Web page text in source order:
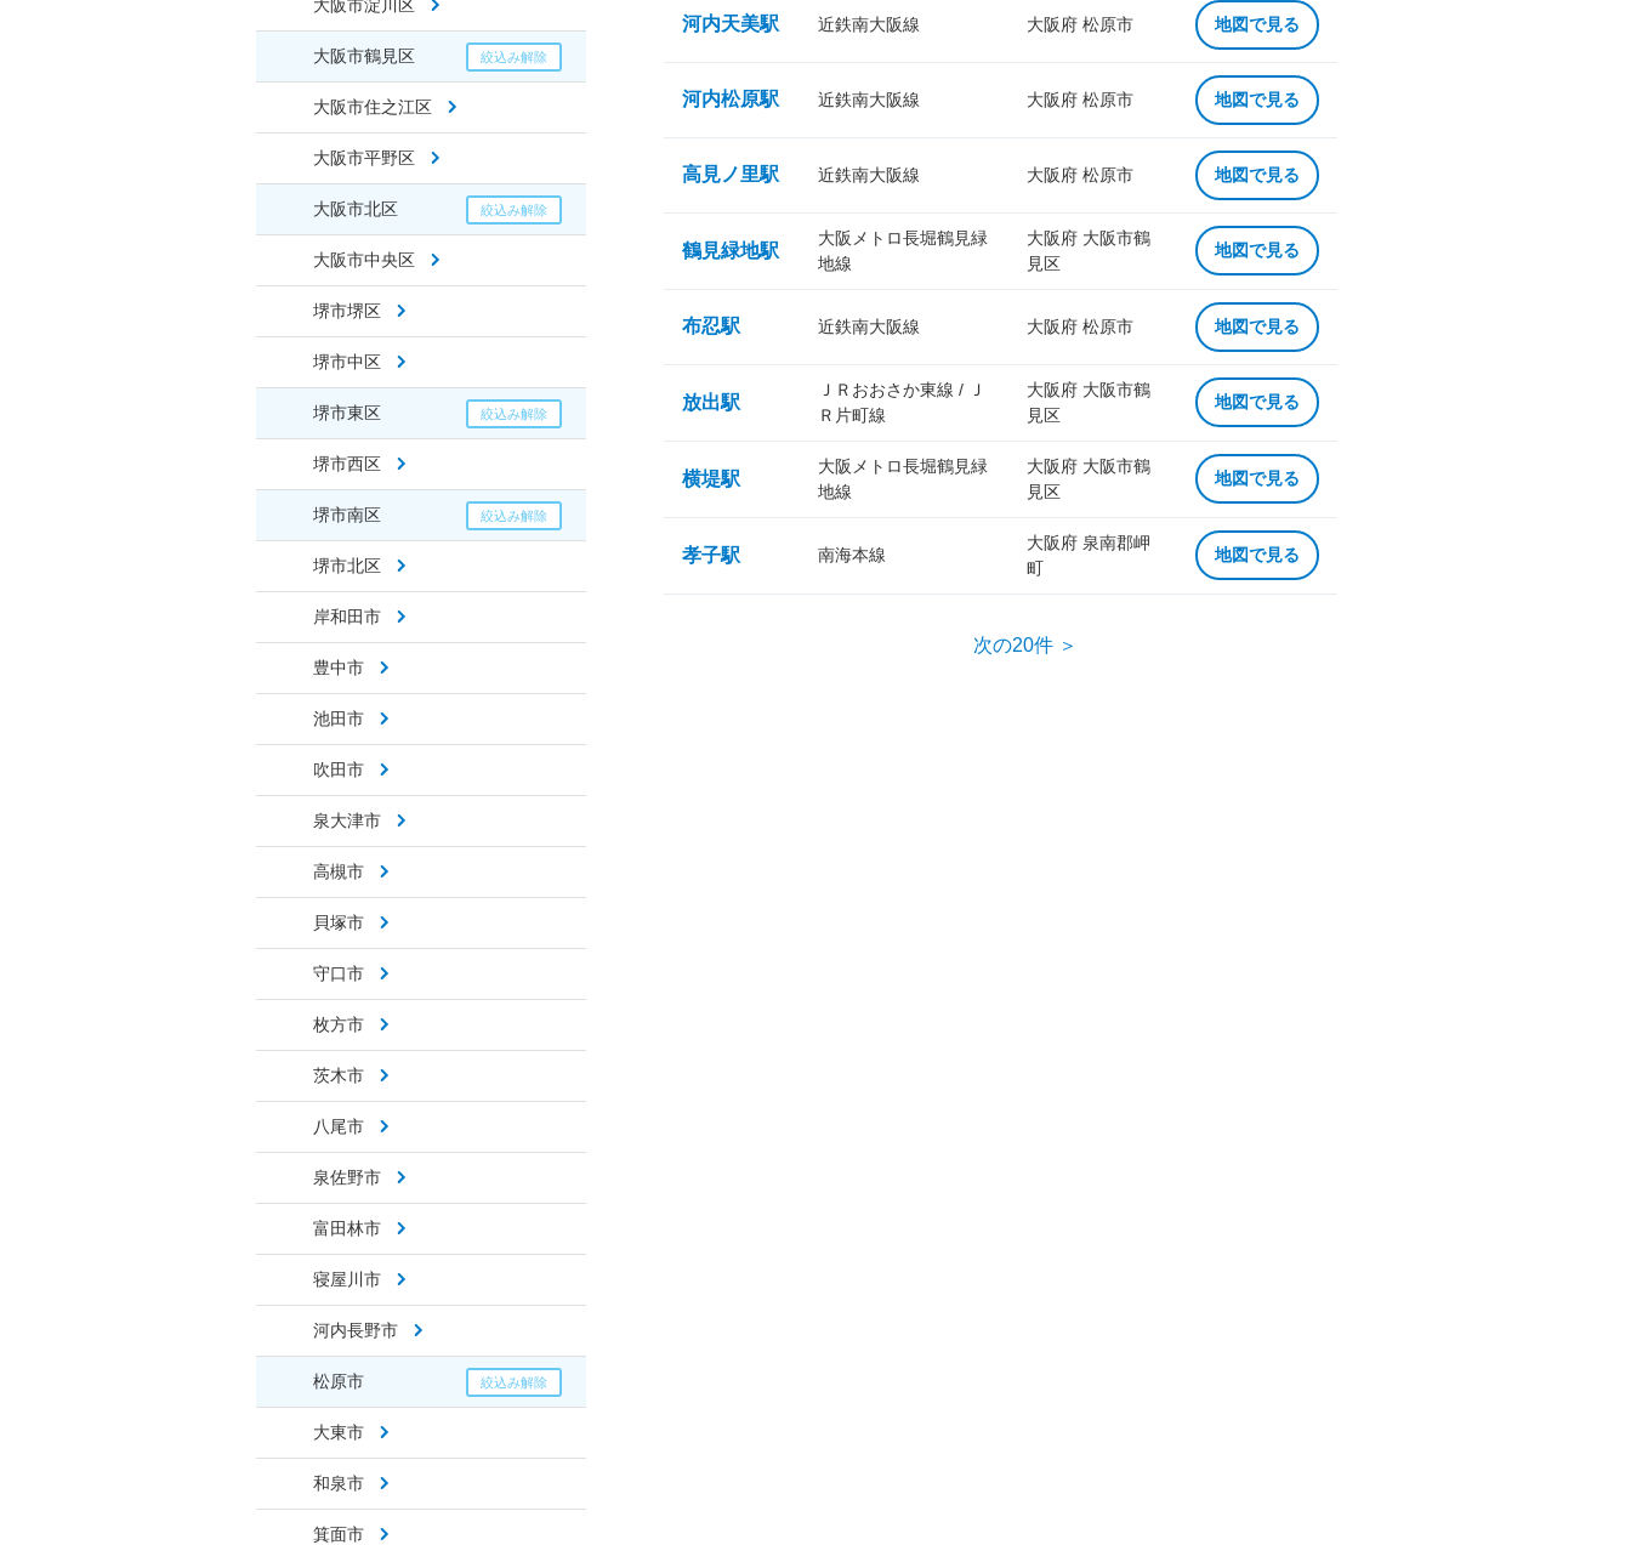
大阪市淀川区
大阪市鶴見区
大阪市住之江区
大阪市平野区
大阪市北区
大阪市中央区
堺市堺区
堺市中区
堺市東区
堺市西区
堺市南区
堺市北区
岸和田市
豊中市
池田市
吹田市
泉大津市
高槻市
貝塚市
守口市
枚方市
茨木市
八尾市
泉佐野市
富田林市
寝屋川市
河内長野市
松原市
大東市
和泉市
箕面市
河内天美駅 近鉄南大阪線 大阪府 松原市 地図で見る
河内松原駅 近鉄南大阪線 大阪府 松原市 地図で見る
高見ノ里駅 近鉄南大阪線 大阪府 松原市 地図で見る
鶴見緑地駅
大阪メトロ長堀鶴見緑
地線
大阪府 大阪市鶴
見区
地図で見る
布忍駅 近鉄南大阪線 大阪府 松原市 地図で見る
放出駅
ＪＲおおさか東線 / Ｊ
Ｒ片町線
大阪府 大阪市鶴
見区
地図で見る
横堤駅
大阪メトロ長堀鶴見緑
地線
大阪府 大阪市鶴
見区
地図で見る
孝子駅 南海本線
大阪府 泉南郡岬
町
地図で見る
次の20件 ＞